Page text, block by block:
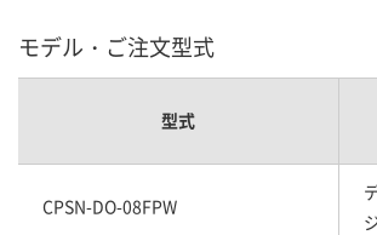
モデル・ご注文型式
型式
CPSN-DO-08FPW